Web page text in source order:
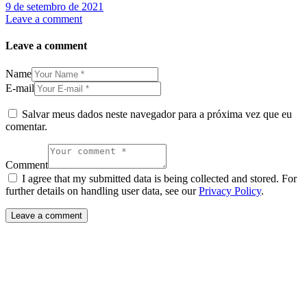
9 de setembro de 2021
Leave a comment
Leave a comment
Name
E-mail
Salvar meus dados neste navegador para a próxima vez que eu
comentar.
Comment
I agree that my submitted data is being collected and stored. For
further details on handling user data, see ourPrivacy Policy.